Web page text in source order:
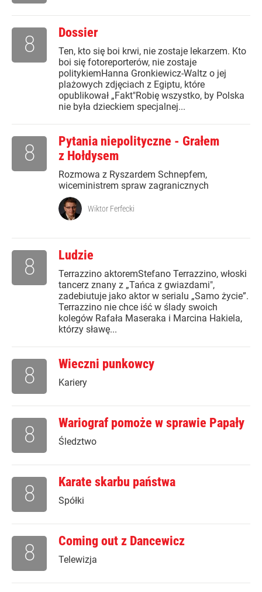
Dossier
Ten, kto się boi krwi, nie zostaje lekarzem. Kto
boi się fotoreporterów, nie zostaje
politykiemHanna Gronkiewicz-Waltz o jej
plażowych zdjęciach z Egiptu, które
opublikował „Fakt"Robię wszystko, by Polska
nie była dzieckiem specjalnej...
8
Pytania niepolityczne - Grałem
z Hołdysem
Rozmowa z Ryszardem Schnepfem,
wiceministrem spraw zagranicznych
8
Wiktor Ferfecki
Ludzie
Terrazzino aktoremStefano Terrazzino, włoski
tancerz znany z „Tańca z gwiazdami",
zadebiutuje jako aktor w serialu „Samo życie”.
Terrazzino nie chce iść w ślady swoich
kolegów Rafała Maseraka i Marcina Hakiela,
którzy sławę...
8
Wieczni punkowcy
Kariery
8
Wariograf pomoże w sprawie Papały
Śledztwo
8
Karate skarbu państwa
Spółki
8
Coming out z Dancewicz
Telewizja
8